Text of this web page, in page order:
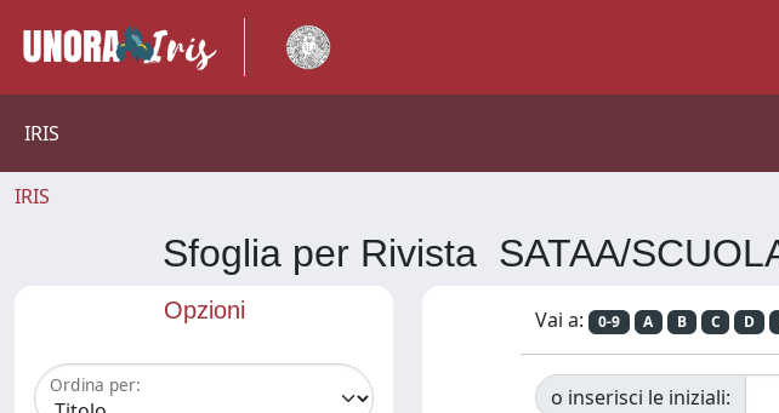
IRIS
IRIS
Sfoglia per Rivista SATAA/
Opzioni
Ordina per:
Vai a: 0-9 A B C D
o inserisci le iniziali: